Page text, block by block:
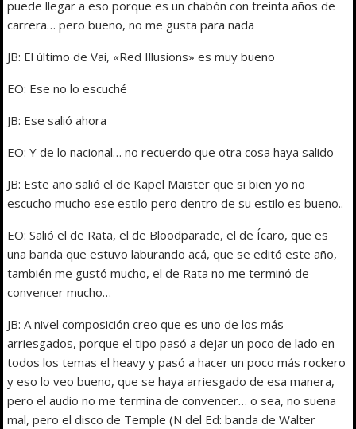
puede llegar a eso porque es un chabón con treinta años de
carrera… pero bueno, no me gusta para nada
JB: El último de Vai, «Red Illusions» es muy bueno
EO: Ese no lo escuché
JB: Ese salió ahora
EO: Y de lo nacional… no recuerdo que otra cosa haya salido
JB: Este año salió el de Kapel Maister que si bien yo no
escucho mucho ese estilo pero dentro de su estilo es bueno..
EO: Salió el de Rata, el de Bloodparade, el de Ícaro, que es
una banda que estuvo laburando acá, que se editó este año,
también me gustó mucho, el de Rata no me terminó de
convencer mucho…
JB: A nivel composición creo que es uno de los más
arriesgados, porque el tipo pasó a dejar un poco de lado en
todos los temas el heavy y pasó a hacer un poco más rockero
y eso lo veo bueno, que se haya arriesgado de esa manera,
pero el audio no me termina de convencer… o sea, no suena
mal, pero el disco de Temple (N del Ed: banda de Walter